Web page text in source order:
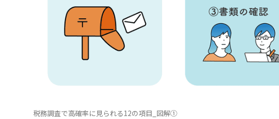
税務調査で高確率に見られる12の項目_図解①